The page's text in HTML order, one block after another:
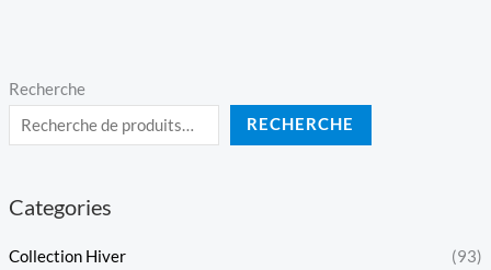
Recherche
RECHERCHE
Categories
Collection Hiver
(93)